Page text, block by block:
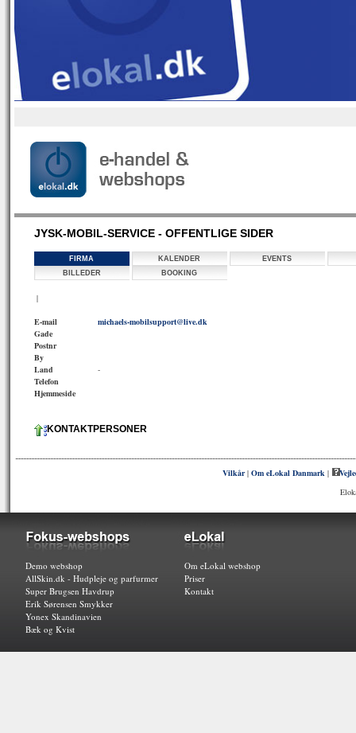
JYSK-MOBIL-SERVICE - OFFENTLIGE SIDER
FIRMA KALENDER
EVENTS
BILLEDER
BOOKING
|
E-mail
michaels-mobilsupport@live.dk
Gade
Postnr
By
Land
-
Telefon
Hjemmeside
KONTAKTPERSONER
Vilkår|Om eLokal Danmark |
Demo webshop
AllSkin.dk - Hudpleje og parfurmer
Super Brugsen Havdrup
Erik Sørensen Smykker
Yonex Skandinavien
Bæk og Kvist
Om eLokal webshop
Priser
Kontakt